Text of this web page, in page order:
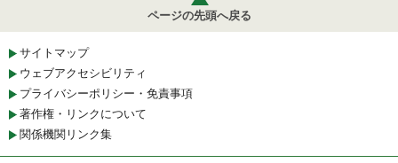
ページの先頭へ戻る
サイトマップ
ウェブアクセシビリティ
プライバシーポリシー・免責事項
著作権・リンクについて
関係機関リンク集